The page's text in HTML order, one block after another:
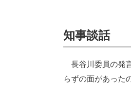
知事談話
長谷川委員の発
らずの面があった